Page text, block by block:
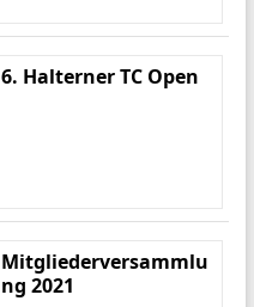
6. Halterner TC Open
Mitgliederversammlu
ng 2021